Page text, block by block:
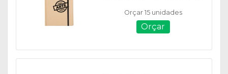
Orçar 15 unidades
Orçar